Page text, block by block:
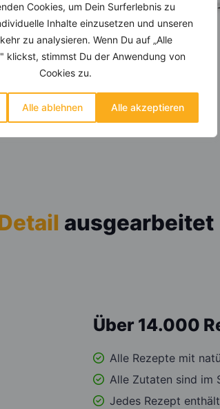
Cookies, um Dein Surferlebnis zu
Inhalte einzusetzen und unseren
zu analysieren. Wenn Du auf „Alle
klickst, stimmst Du der Anwendung von
Cookies zu.
Alle ablehnen Alle akzeptieren
ausgearbeitet
Über 14.000
Alle Rezepte mit
Alle Zutaten sind im
Jedes Rezept